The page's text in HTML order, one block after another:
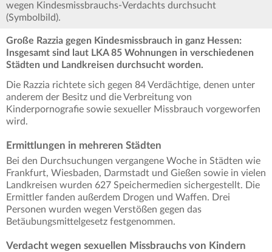
wegen Kindesmissbrauchs-Verdachts durchsucht
(Symbolbild).
Große Razzia gegen Kindesmissbrauch in ganz Hessen:
Insgesamt sind laut LKA 85 Wohnungen in verschiedenen
Städten und Landkreisen durchsucht worden.
Die Razzia richtete sich gegen 84 Verdächtige, denen unter
anderem der Besitz und die Verbreitung von
Kinderpornografie sowie sexueller Missbrauch vorgeworfen
wird.
Ermittlungen in mehreren Städten
Bei den Durchsuchungen vergangene Woche in Städten wie
Frankfurt, Wiesbaden, Darmstadt und Gießen sowie in vielen
Landkreisen wurden 627 Speichermedien sichergestellt. Die
Ermittler fanden außerdem Drogen und Waffen. Drei
Personen wurden wegen Verstößen gegen das
Betäubungsmittelgesetz festgenommen.
Verdacht wegen sexuellen Missbrauchs von Kindern